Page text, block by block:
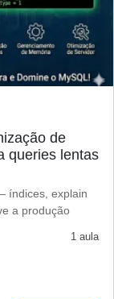
de
queries lentas
índices, explain
a produção
1 aula